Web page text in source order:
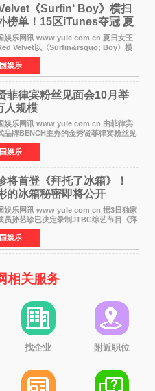
《Surfin‘ Boy》横扫
榜单！15区iTunes夺冠 夏
强势回归
乐网讯 www yule com cn 夏日女王
Velvet以〈Surfin&rsquo; Boy〉横
榜单，获得音乐粉丝的热烈反响。
于3日发行了夏日迷你专辑《Velvet
》，
娱乐
菲律宾粉丝见面会10月举
人规模
乐网讯 www yule com cn 由菲律宾
品牌BENCH主办的金秀贤菲律宾粉丝见
于10月2日在马尼拉SM Mall of
）竞技场举行，预计规模达2万人。
秀贤自去年陷
娱乐
将首登《拜托了冰箱》！
的冰箱秘密即将公开
乐网讯 www yule com cn 据3日独家
员孙艺珍已决定录制JTBC综艺节目《拜
》，目前正在协调具体细节。这是孙艺
开个人冰箱，也是她婚后首次以玄彬的
参与
娱乐
相关服务
找企业 附近职位